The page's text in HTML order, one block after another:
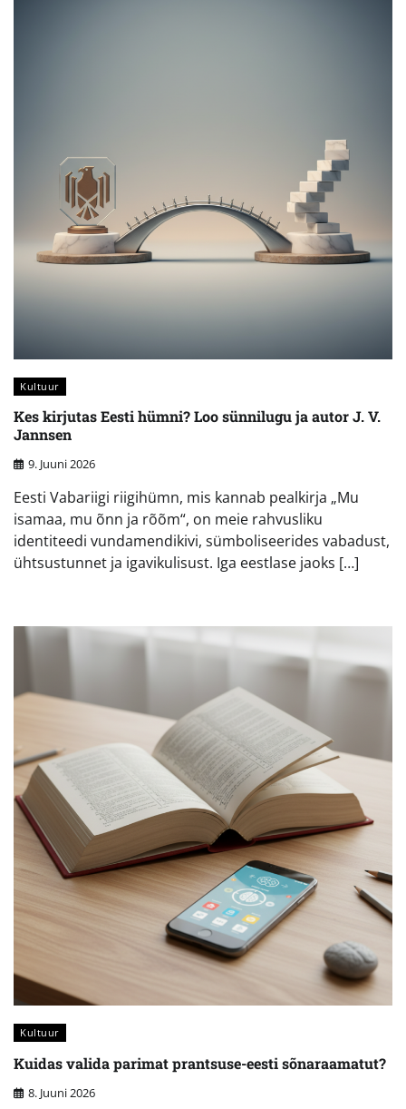
Kultuur
Kes kirjutas Eesti hümni? Loo sünnilugu ja autor J. V.
Jannsen
9. Juuni 2026
Eesti Vabariigi riigihümn, mis kannab pealkirja „Mu
isamaa, mu õnn ja rõõm“, on meie rahvusliku
identiteedi vundamendikivi, sümboliseerides vabadust,
ühtsustunnet ja igavikulisust. Iga eestlase jaoks […]
Kultuur
Kuidas valida parimat prantsuse-eesti sõnaraamatut?
8. Juuni 2026